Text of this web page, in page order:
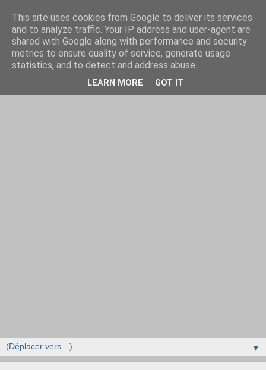
▼
This site uses cookies from Google to deliver its services
and to analyze traffic. Your IP address and user-agent are
shared with Google along with performance and security
metrics to ensure quality of service, generate usage
statistics, and to detect and address abuse.
LEARN MORE GOT IT